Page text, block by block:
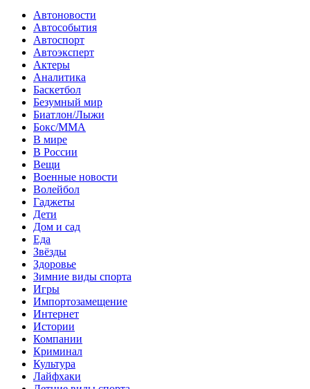
Автоновости
Автособытия
Автоспорт
Автоэксперт
Актеры
Аналитика
Баскетбол
Безумный мир
Биатлон/Лыжи
Бокс/MMA
В мире
В России
Вещи
Военные новости
Волейбол
Гаджеты
Дети
Дом и сад
Еда
Звёзды
Здоровье
Зимние виды спорта
Игры
Импортозамещение
Интернет
Истории
Компании
Криминал
Культура
Лайфхаки